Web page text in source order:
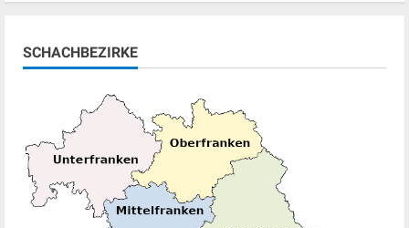
SCHACHBEZIRKE